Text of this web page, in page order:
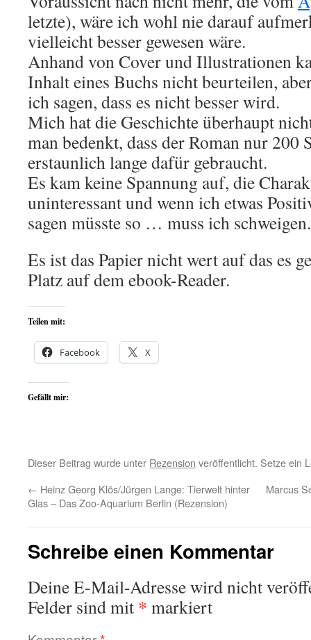
letzte), wäre ich wohl nie darauf
vielleicht besser gewesen wäre.
Anhand von Cover und Illustrationen
Inhalt eines Buchs nicht beurteilen,
ich sagen, dass es nicht besser wird.
Mich hat die Geschichte überhaupt
man bedenkt, dass der Roman nur 200
erstaunlich lange dafür gebraucht.
Es kam keine Spannung auf, die
uninteressant und wenn ich etwas
sagen müsste so … muss ich schweigen.
Es ist das Papier nicht wert auf das es
Platz auf dem ebook-Reader.
Teilen mit:
Facebook X
Gefällt mir:
Dieser Beitrag wurde unter Rezension veröffentlicht. Setze ein
← Heinz Georg Klös/Jürgen Lange: Tierwelt hinter
Glas – Das Zoo-Aquarium Berlin (Rezension)
Marcus
Schreibe einen Kommentar
Deine E-Mail-Adresse wird nicht
Felder sind mit * markiert